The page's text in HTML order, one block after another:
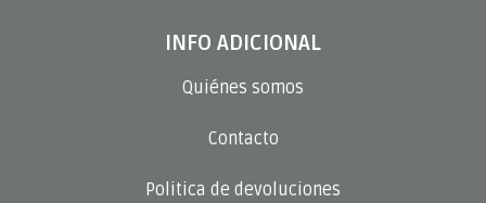
INFO ADICIONAL
Quiénes somos
Contacto
Politica de devoluciones